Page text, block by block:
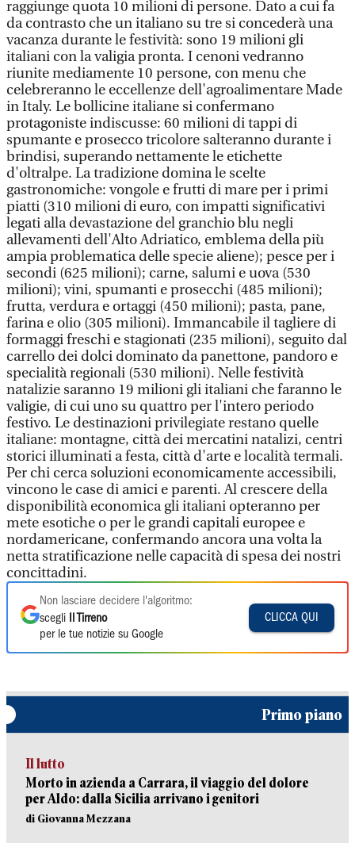
raggiunge quota 10 milioni di persone. Dato a cui fa
da contrasto che un italiano su tre si concederà una
vacanza durante le festività: sono 19 milioni gli
italiani con la valigia pronta. I cenoni vedranno
riunite mediamente 10 persone, con menu che
celebreranno le eccellenze dell'agroalimentare Made
in Italy. Le bollicine italiane si confermano
protagoniste indiscusse: 60 milioni di tappi di
spumante e prosecco tricolore salteranno durante i
brindisi, superando nettamente le etichette
d'oltralpe. La tradizione domina le scelte
gastronomiche: vongole e frutti di mare per i primi
piatti (310 milioni di euro, con impatti significativi
legati alla devastazione del granchio blu negli
allevamenti dell'Alto Adriatico, emblema della più
ampia problematica delle specie aliene); pesce per i
secondi (625 milioni); carne, salumi e uova (530
milioni); vini, spumanti e prosecchi (485 milioni);
frutta, verdura e ortaggi (450 milioni); pasta, pane,
farina e olio (305 milioni). Immancabile il tagliere di
formaggi freschi e stagionati (235 milioni), seguito dal
carrello dei dolci dominato da panettone, pandoro e
specialità regionali (530 milioni). Nelle festività
natalizie saranno 19 milioni gli italiani che faranno le
valigie, di cui uno su quattro per l'intero periodo
festivo. Le destinazioni privilegiate restano quelle
italiane: montagne, città dei mercatini natalizi, centri
storici illuminati a festa, città d'arte e località termali.
Per chi cerca soluzioni economicamente accessibili,
vincono le case di amici e parenti. Al crescere della
disponibilità economica gli italiani opteranno per
mete esotiche o per le grandi capitali europee e
nordamericane, confermando ancora una volta la
netta stratificazione nelle capacità di spesa dei nostri
concittadini.
Non lasciare decidere l'algoritmo:
scegli
Il Tirreno
per le tue notizie su Google
CLICCA QUI
Primo piano
Il lutto
Morto in azienda a Carrara, il viaggio del dolore
per Aldo: dalla Sicilia arrivano i genitori
di Giovanna Mezzana